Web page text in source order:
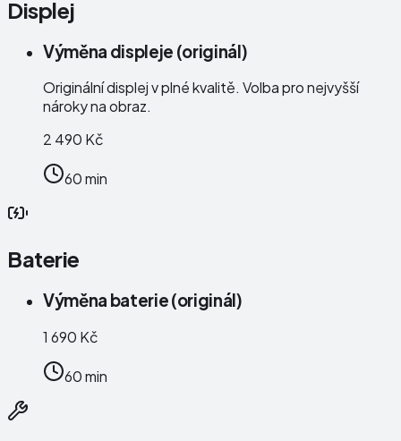
Displej
Výměna displeje (originál)
Originální displej v plné kvalitě. Volba pro nejvyšší
nároky na obraz.
2 490 Kč
60 min
Baterie
Výměna baterie (originál)
1 690 Kč
60 min